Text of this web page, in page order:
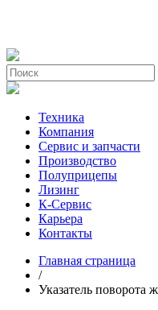
Техника
Компания
Сервис и запчасти
Производство
Полуприцепы
Лизинг
К-Сервис
Карьера
Контакты
Главная страница
/
Указатель